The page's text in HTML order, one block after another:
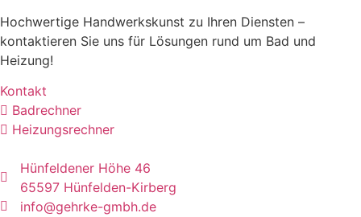
Hochwertige Handwerkskunst zu Ihren Diensten –
kontaktieren Sie uns für Lösungen rund um Bad und
Heizung!
Kontakt
Badrechner
Heizungsrechner
Hünfeldener Höhe 46
65597 Hünfelden-Kirberg
info@gehrke-gmbh.de